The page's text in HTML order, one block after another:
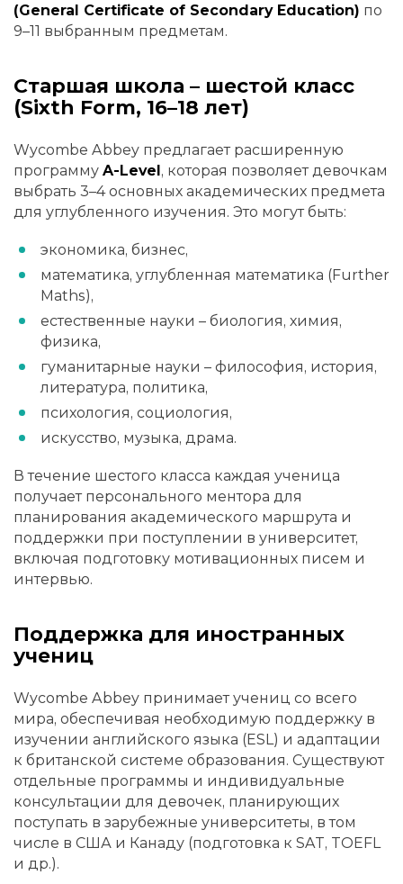
(General Certificate of Secondary Education) по
9–11 выбранным предметам.
Старшая школа – шестой класс
(Sixth Form, 16–18 лет)
Wycombe Abbey предлагает расширенную
программу A-Level, которая позволяет девочкам
выбрать 3–4 основных академических предмета
для углубленного изучения. Это могут быть:
экономика, бизнес,
математика, углубленная математика (Further
Maths),
естественные науки – биология, химия,
физика,
гуманитарные науки – философия, история,
литература, политика,
психология, социология,
искусство, музыка, драма.
В течение шестого класса каждая ученица
получает персонального ментора для
планирования академического маршрута и
поддержки при поступлении в университет,
включая подготовку мотивационных писем и
интервью.
Поддержка для иностранных
учениц
Wycombe Abbey принимает учениц со всего
мира, обеспечивая необходимую поддержку в
изучении английского языка (ESL) и адаптации
к британской системе образования. Существуют
отдельные программы и индивидуальные
консультации для девочек, планирующих
поступать в зарубежные университеты, в том
числе в США и Канаду (подготовка к SAT, TOEFL
и др.).